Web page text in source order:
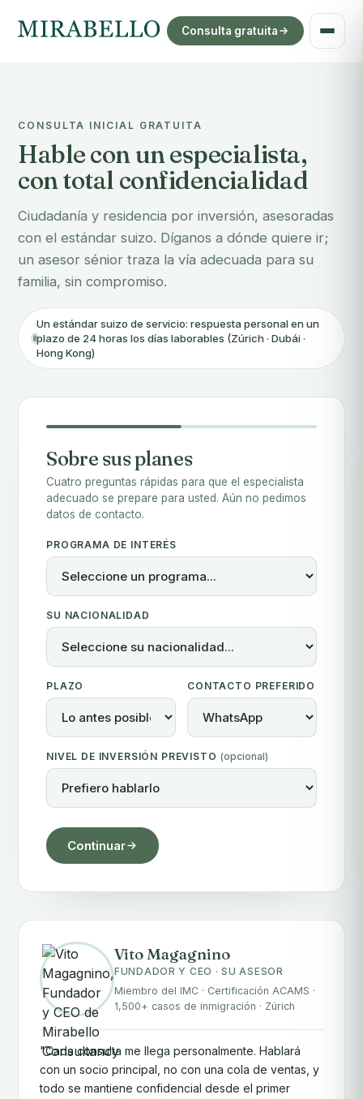
Consulta gratuita
CONSULTA INICIAL GRATUITA
Hable con un especialista,
con total confidencialidad
Ciudadanía y residencia por inversión, asesoradas
con el estándar suizo. Díganos a dónde quiere ir;
un asesor sénior traza la vía adecuada para su
familia, sin compromiso.
Un estándar suizo de servicio: respuesta personal en un
plazo de 24 horas los días laborables (Zúrich · Dubái ·
Hong Kong)
Sobre sus planes
Cuatro preguntas rápidas para que el especialista
adecuado se prepare para usted. Aún no pedimos
datos de contacto.
PROGRAMA DE INTERÉS
SU NACIONALIDAD
PLAZO CONTACTO PREFERIDO
NIVEL DE INVERSIÓN PREVISTO (opcional)
Continuar
Vito Magagnino
FUNDADOR Y CEO · SU ASESOR
Miembro del IMC · Certificación ACAMS ·
1,500+ casos de inmigración · Zúrich
"Cada consulta me llega personalmente. Hablará
con un socio principal, no con una cola de ventas, y
todo se mantiene confidencial desde el primer